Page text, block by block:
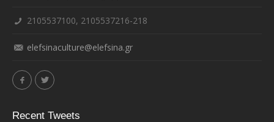
2105537100, 2105537216-218
elefsinaculture@elefsina.gr
Recent Tweets